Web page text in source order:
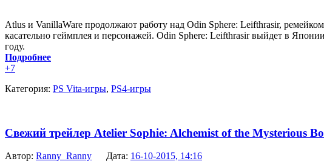
Atlus и VanillaWare продолжают работу над Odin Sphere: Leifthrasir,
касательно геймплея и персонажей. Odin Sphere: Leifthrasir выйдет в
году.
Подробнее
+7
Категория: PS Vita-игры, PS4-игры
Свежий трейлер Atelier Sophie: Alchemist of the Mysterious
Автор: Ranny_Ranny Дата: 16-10-2015, 14:16